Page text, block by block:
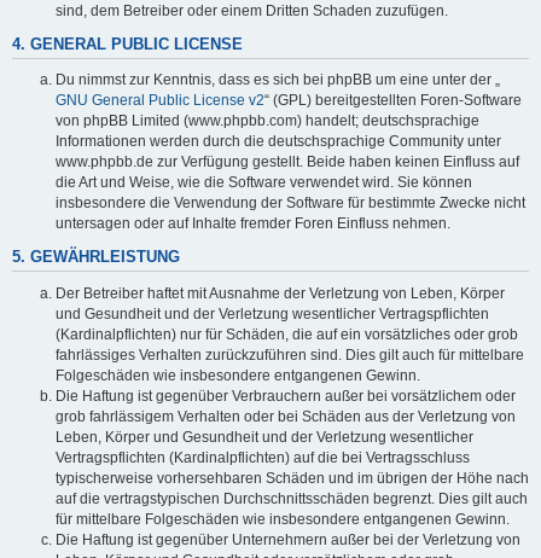
sind, dem Betreiber oder einem Dritten Schaden zuzufügen.
4. GENERAL PUBLIC LICENSE
Du nimmst zur Kenntnis, dass es sich bei phpBB um eine unter der „
GNU General Public License v2“ (GPL) bereitgestellten Foren-Software
von phpBB Limited (www.phpbb.com) handelt; deutschsprachige
Informationen werden durch die deutschsprachige Community unter
www.phpbb.de zur Verfügung gestellt. Beide haben keinen Einfluss auf
die Art und Weise, wie die Software verwendet wird. Sie können
insbesondere die Verwendung der Software für bestimmte Zwecke nicht
untersagen oder auf Inhalte fremder Foren Einfluss nehmen.
5. GEWÄHRLEISTUNG
Der Betreiber haftet mit Ausnahme der Verletzung von Leben, Körper
und Gesundheit und der Verletzung wesentlicher Vertragspflichten
(Kardinalpflichten) nur für Schäden, die auf ein vorsätzliches oder grob
fahrlässiges Verhalten zurückzuführen sind. Dies gilt auch für mittelbare
Folgeschäden wie insbesondere entgangenen Gewinn.
Die Haftung ist gegenüber Verbrauchern außer bei vorsätzlichem oder
grob fahrlässigem Verhalten oder bei Schäden aus der Verletzung von
Leben, Körper und Gesundheit und der Verletzung wesentlicher
Vertragspflichten (Kardinalpflichten) auf die bei Vertragsschluss
typischerweise vorhersehbaren Schäden und im übrigen der Höhe nach
auf die vertragstypischen Durchschnittsschäden begrenzt. Dies gilt auch
für mittelbare Folgeschäden wie insbesondere entgangenen Gewinn.
Die Haftung ist gegenüber Unternehmern außer bei der Verletzung von